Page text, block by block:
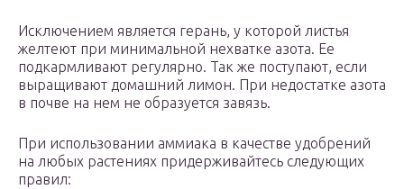
Исключением является герань, у которой листья
желтеют при минимальной нехватке азота. Ее
подкармливают регулярно. Так же поступают, если
выращивают домашний лимон. При недостатке азота
в почве на нем не образуется завязь.
При использовании аммиака в качестве удобрений
на любых растениях придерживайтесь следующих
правил: